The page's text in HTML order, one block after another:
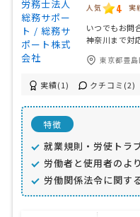
人気 4 実
いつでもお問
神奈川まで対
東京都豊
実績(1) クチコミ(2)
特徴
就業規則・労使トラ
労働者と使用者のよ
労働関係法令に関す